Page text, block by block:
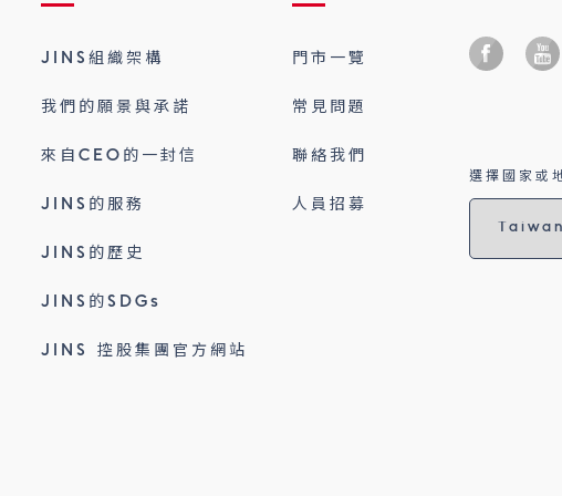
JINS組織架構
我們的願景與承諾
來自CEO的一封信
JINS的服務
JINS的歷史
JINS的SDGs
JINS 控股集團官方網站
門市一覽
常見問題
聯絡我們
人員招募
選擇國家或